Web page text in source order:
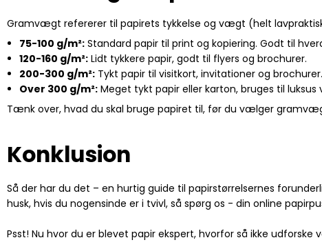
Gramvægt refererer til papirets tykkelse og vægt (helt
75-100 g/m²:Standard papir til print og kopiering. Godt til
120-160 g/m²:Lidt tykkere papir, godt til flyers og brochurer.
200-300 g/m²:Tykt papir til visitkort, invitationer og brochurer.
Over 300 g/m²:Meget tykt papir eller karton, bruges til luksus
Tænk over, hvad du skal bruge papiret til, før du vælger
Konklusion
Så der har du det – en hurtig guide til papirstørrelsernes
husk, hvis du nogensinde er i tvivl, så spørg os - din online
Psst! Nu hvor du er blevet papir ekspert, hvorfor så ikke udforske